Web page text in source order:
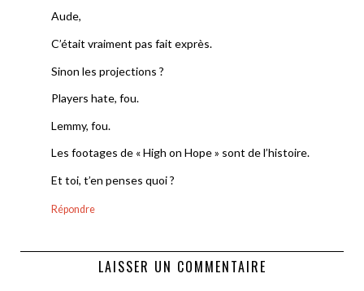
Aude,
C’était vraiment pas fait exprès.
Sinon les projections ?
Players hate, fou.
Lemmy, fou.
Les footages de « High on Hope » sont de l’histoire.
Et toi, t’en penses quoi ?
Répondre
LAISSER UN COMMENTAIRE